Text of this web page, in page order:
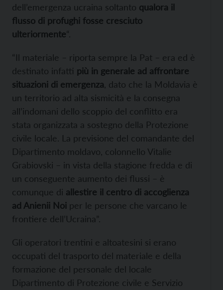
dell’emergenza ucraina soltanto qualora il
flusso di profughi fosse cresciuto
ulteriormente“.
“Il materiale – riporta sempre la Pat – era ed è
destinato infatti più in generale ad affrontare
situazioni di emergenza , dato che la Moldavia è
un territorio ad alta sismicità e la consegna
all’indomani dello scoppio del conflitto era
stata organizzata a sostegno della Protezione
civile locale. La previsione del comandante del
Dipartimento moldavo, colonnello Vitalie
Grabiovski – in vista della stagione fredda e di
un conseguente aumento dei flussi – è
comunque di allestire il centro di accoglienza
ad Anienii Noi per le persone che varcano le
frontiere dell’Ucraina”.
Gli operatori trentini e altoatesini si erano
occupati del trasporto del materiale e della
formazione del personale del locale
Dipartimento di Protezione civile e Servizio